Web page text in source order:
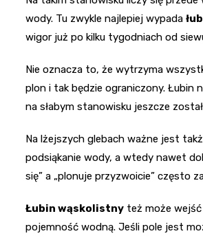
wody. Tu zwykle najlepiej wypada
wigor już po kilku tygodniach od
Nie oznacza to, że wytrzyma
plon i tak będzie ograniczony. Łubin
na słabym stanowisku jeszcze
Na lżejszych glebach ważne jest
podsiąkanie wody, a wtedy nawet
się” a „plonuje przyzwoicie” często
Łubin wąskolistny też może wejść
pojemność wodną. Jeśli pole jest